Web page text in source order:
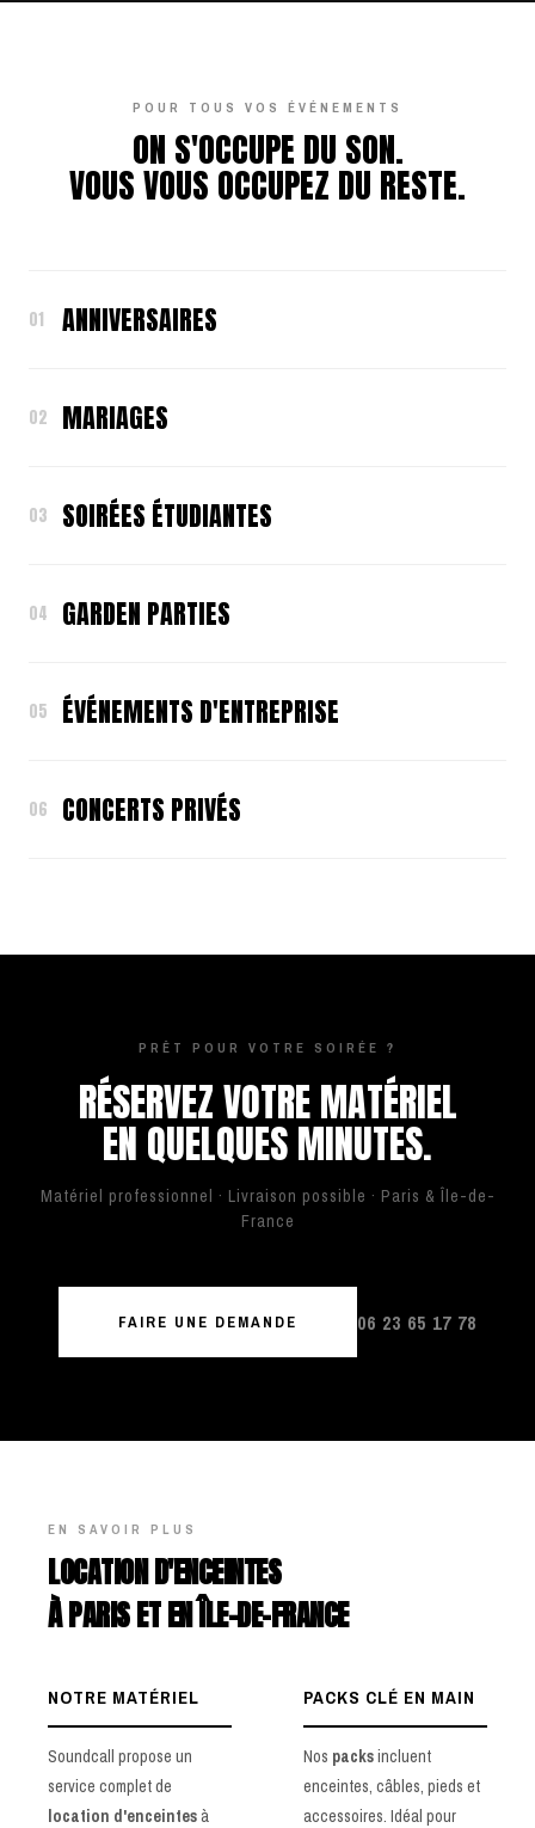
POUR TOUS VOS ÉVÉNEMENTS
ON S'OCCUPE DU SON.
VOUS VOUS OCCUPEZ DU RESTE.
01 ANNIVERSAIRES
02 MARIAGES
03 SOIRÉES ÉTUDIANTES
04 GARDEN PARTIES
05 ÉVÉNEMENTS D'ENTREPRISE
06 CONCERTS PRIVÉS
PRÊT POUR VOTRE SOIRÉE ?
RÉSERVEZ VOTRE MATÉRIEL
EN QUELQUES MINUTES.
Matériel professionnel · Livraison possible · Paris & Île-de-
France
FAIRE UNE DEMANDE 06 23 65 17 78
EN SAVOIR PLUS
LOCATION D'ENCEINTES
À PARIS ET EN ÎLE-DE-FRANCE
NOTRE MATÉRIEL
Soundcall propose un
service complet de
location d'enceintesà
PACKS CLÉ EN MAIN
Nos packsincluent
enceintes, câbles, pieds et
accessoires. Idéal pour